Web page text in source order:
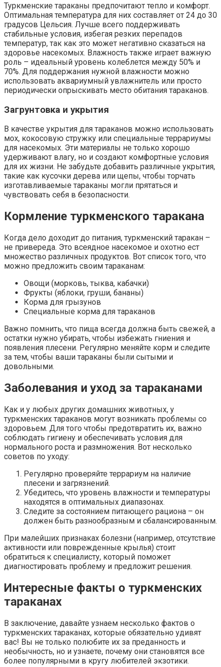
Туркменские тараканы предпочитают тепло и комфорт.
Оптимальная температура для них составляет от 24 до 30
градусов Цельсия. Лучше всего поддерживать
стабильные условия, избегая резких перепадов
температур, так как это может негативно сказаться на
здоровье насекомых. Влажность также играет важную
роль – идеальный уровень колеблется между 50% и
70%. Для поддержания нужной влажности можно
использовать аквариумный увлажнитель или просто
периодически опрыскивать место обитания тараканов.
Загрунтовка и укрытия
В качестве укрытия для тараканов можно использовать
мох, кокосовую стружку или специальные террариумы
для насекомых. Эти материалы не только хорошо
удерживают влагу, но и создают комфортные условия
для их жизни. Не забудьте добавить различные укрытия,
такие как кусочки дерева или щепы, чтобы торчать
изготавливаемые тараканы могли прятаться и
чувствовать себя в безопасности.
Кормление туркменского таракана
Когда дело доходит до питания, туркменский таракан –
не привереда. Это всеядное насекомое и охотно ест
множество различных продуктов. Вот список того, что
можно предложить своим тараканам:
Овощи (морковь, тыква, кабачки)
Фрукты (яблоки, груши, бананы)
Корма для грызунов
Специальные корма для тараканов
Важно помнить, что пища всегда должна быть свежей, а
остатки нужно убирать, чтобы избежать гниения и
появления плесени. Регулярно меняйте корм и следите
за тем, чтобы ваши тараканы были сытыми и
довольными.
Заболевания и уход за тараканами
Как и у любых других домашних животных, у
туркменских тараканов могут возникать проблемы со
здоровьем. Для того чтобы предотвратить их, важно
соблюдать гигиену и обеспечивать условия для
нормального роста и размножения. Вот несколько
советов по уходу:
Регулярно проверяйте террариум на наличие
плесени и загрязнений.
Убедитесь, что уровень влажности и температуры
находятся в оптимальных диапазонах.
Следите за состоянием питающего рациона – он
должен быть разнообразным и сбалансированным.
При малейших признаках болезни (например, отсутствие
активности или поврежденные крылья) стоит
обратиться к специалисту, который поможет
диагностировать проблему и предложит решения.
Интересные факты о туркменских
тараканах
В заключение, давайте узнаем несколько фактов о
туркменских тараканах, которые обязательно удивят
вас! Вы не только полюбите их за преданность и
необычность, но и узнаете, почему они становятся все
более популярными в кругу любителей экзотики.